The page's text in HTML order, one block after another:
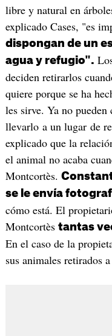
libre y natural en
explicado Cases, "es
dispongan de un
agua y refugio".
deciden retirarlos
quiere porque se ha
les sirve. Ya no
llevarlo a un lugar de
explicado que la
el animal no acaba
Montcortès.
se le envía
cómo está. El
Montcortès tantas
En el caso de la
sus animales retirados